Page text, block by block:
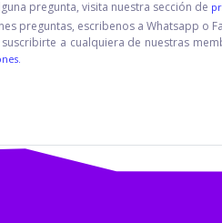
pregunta, visita nuestra sección de
preguntas, escribenos a Whatsapp o
a cualquiera de nuestras